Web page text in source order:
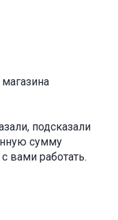
подсказали
сумму
вами работать.